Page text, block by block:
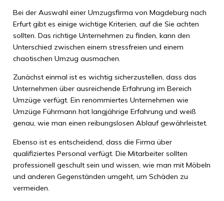
Bei der Auswahl einer Umzugsfirma von Magdeburg nach
Erfurt gibt es einige wichtige Kriterien, auf die Sie achten
sollten. Das richtige Unternehmen zu finden, kann den
Unterschied zwischen einem stressfreien und einem
chaotischen Umzug ausmachen.
Zunächst einmal ist es wichtig sicherzustellen, dass das
Unternehmen über ausreichende Erfahrung im Bereich
Umzüge verfügt. Ein renommiertes Unternehmen wie
Umzüge Führmann hat langjährige Erfahrung und weiß
genau, wie man einen reibungslosen Ablauf gewährleistet.
Ebenso ist es entscheidend, dass die Firma über
qualifiziertes Personal verfügt. Die Mitarbeiter sollten
professionell geschult sein und wissen, wie man mit Möbeln
und anderen Gegenständen umgeht, um Schäden zu
vermeiden.